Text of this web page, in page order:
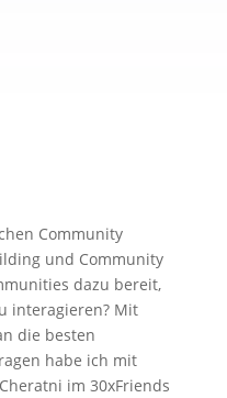
Community
und Community
dazu bereit,
interagieren? Mit
die besten
habe ich mit
im 30xFriends